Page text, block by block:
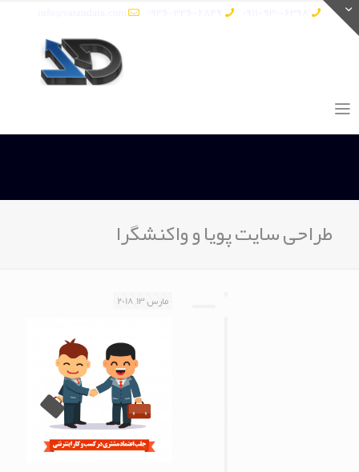
طراحی سایت پویا و واکنشگرا
مارس 13, 2018